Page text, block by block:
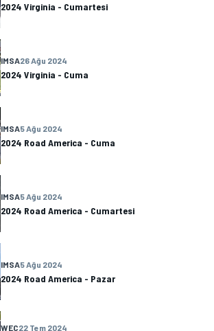
2024 Virginia - Cumartesi
IMSA26 Ağu 2024
2024 Virginia - Cuma
IMSA5 Ağu 2024
2024 Road America - Cuma
IMSA5 Ağu 2024
2024 Road America - Cumartesi
IMSA5 Ağu 2024
2024 Road America - Pazar
WEC22 Tem 2024